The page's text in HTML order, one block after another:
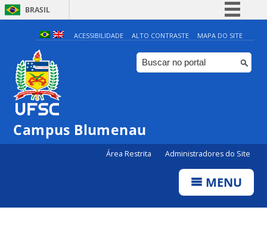
BRASIL
Simplifique!
Comunica BR
Participe
ACESSIBILIDADE ALTO CONTRASTE MAPA DO SITE
Campus Blumenau
Área Restrita Administradores do Site
MENU